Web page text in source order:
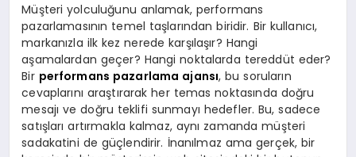
Müşteri yolculuğunu anlamak, performans
pazarlamasının temel taşlarından biridir. Bir kullanıcı,
markanızla ilk kez nerede karşılaşır? Hangi
aşamalardan geçer? Hangi noktalarda tereddüt eder?
Bir performans pazarlama ajansı, bu soruların
cevaplarını araştırarak her temas noktasında doğru
mesajı ve doğru teklifi sunmayı hedefler. Bu, sadece
satışları artırmakla kalmaz, aynı zamanda müşteri
sadakatini de güçlendirir. İnanılmaz ama gerçek, bir